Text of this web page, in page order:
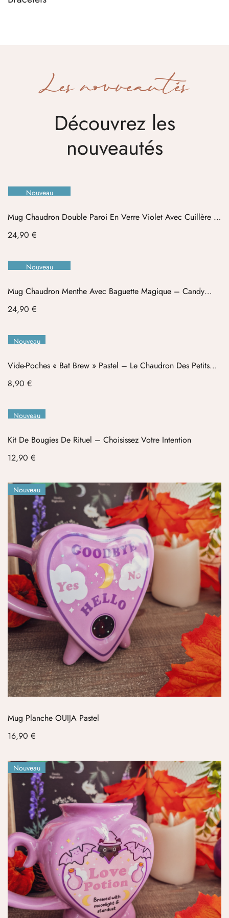
Les nouveautés
Découvrez les
nouveautés
Nouveau
Mug Chaudron Double Paroi En Verre Violet Avec Cuillère –
Candy Cauldron
Prix
24,90 €
Nouveau
Mug Chaudron Menthe Avec Baguette Magique – Candy
Cauldron
Prix
24,90 €
Nouveau
Vide-Poches « Bat Brew » Pastel – Le Chaudron Des Petits
Trésors
Prix
8,90 €
Nouveau
Kit De Bougies De Rituel – Choisissez Votre Intention
Prix
12,90 €
Nouveau
Mug Planche OUIJA Pastel
Prix
16,90 €
Nouveau